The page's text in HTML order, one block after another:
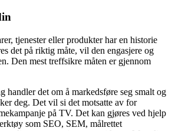
tjenester eller produkter har en historie
det på riktig måte, vil den engasjere og
Den mest treffsikre måten er gjennom
handler det om å markedsføre seg smalt og
deg. Det vil si det motsatte av for
på TV. Det kan gjøres ved hjelp
som SEO, SEM, målrettet